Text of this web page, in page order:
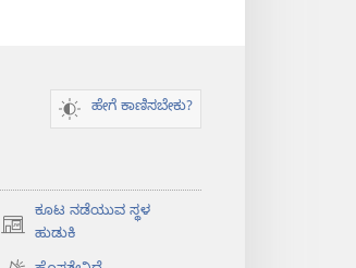
ಹೇಗೆ ಕಾಣಿಸಬೇಕು?
ಕೂಟ ನಡೆಯುವ ಸ್ಥಳ
ಹುಡುಕಿ
(opens
new